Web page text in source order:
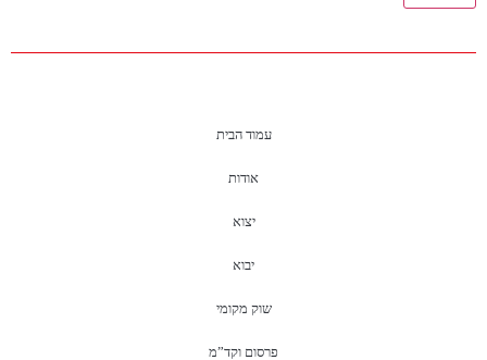
עמוד הבית
אודות
יצוא
יבוא
שוק מקומי
פרסום וקד”מ